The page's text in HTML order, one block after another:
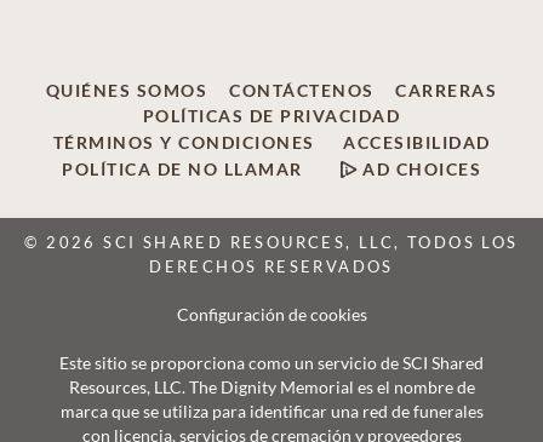
QUIÉNES SOMOS CONTÁCTENOS
CARRERAS
POLÍTICAS DE PRIVACIDAD
TÉRMINOS Y CONDICIONES
ACCESIBILIDAD
POLÍTICA DE NO LLAMAR
AD CHOICES
© 2026 SCI SHARED RESOURCES, LLC, TODOS LOS
DERECHOS RESERVADOS
Configuración de cookies
Este sitio se proporciona como un servicio de SCI Shared
Resources, LLC. The Dignity Memorial es el nombre de
marca que se utiliza para identificar una red de funerales
con licencia, servicios de cremación y proveedores